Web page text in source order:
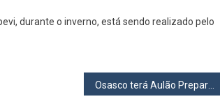
durante o inverno, está sendo realizado pelo
Osasco terá Aulão Preparatório Gratuito para o Enem